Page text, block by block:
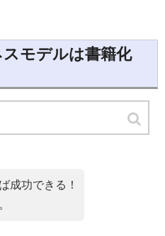
モデルは書籍化
成功できる！